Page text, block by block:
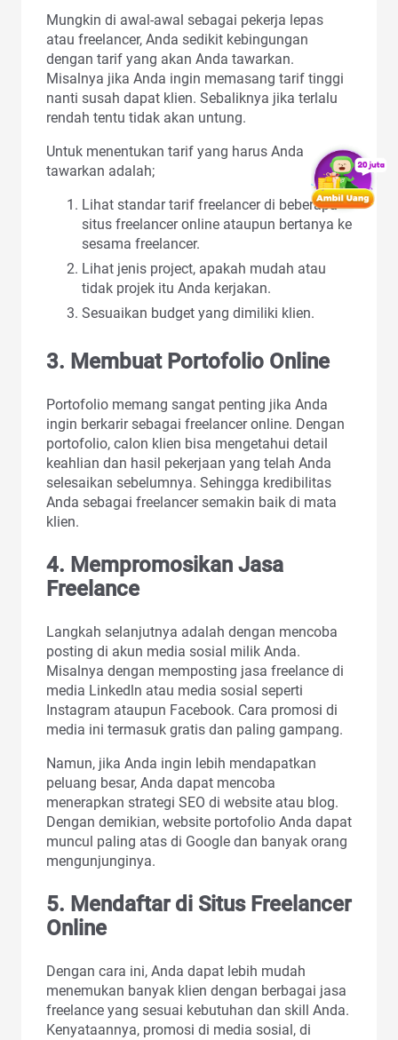
Mungkin di awal-awal sebagai pekerja lepas
atau freelancer, Anda sedikit kebingungan
dengan tarif yang akan Anda tawarkan.
Misalnya jika Anda ingin memasang tarif tinggi
nanti susah dapat klien. Sebaliknya jika terlalu
rendah tentu tidak akan untung.
Untuk menentukan tarif yang harus Anda
tawarkan adalah;
Lihat standar tarif freelancer di beberapa
situs freelancer online ataupun bertanya ke
sesama freelancer.
Lihat jenis project, apakah mudah atau
tidak projek itu Anda kerjakan.
Sesuaikan budget yang dimiliki klien.
3. Membuat Portofolio Online
Portofolio memang sangat penting jika Anda
ingin berkarir sebagai freelancer online. Dengan
portofolio, calon klien bisa mengetahui detail
keahlian dan hasil pekerjaan yang telah Anda
selesaikan sebelumnya. Sehingga kredibilitas
Anda sebagai freelancer semakin baik di mata
klien.
4. Mempromosikan Jasa
Freelance
Langkah selanjutnya adalah dengan mencoba
posting di akun media sosial milik Anda.
Misalnya dengan memposting jasa freelance di
media Linkedln atau media sosial seperti
Instagram ataupun Facebook. Cara promosi di
media ini termasuk gratis dan paling gampang.
Namun, jika Anda ingin lebih mendapatkan
peluang besar, Anda dapat mencoba
menerapkan strategi SEO di website atau blog.
Dengan demikian, website portofolio Anda dapat
muncul paling atas di Google dan banyak orang
mengunjunginya.
5. Mendaftar di Situs Freelancer
Online
Dengan cara ini, Anda dapat lebih mudah
menemukan banyak klien dengan berbagai jasa
freelance yang sesuai kebutuhan dan skill Anda.
Kenyataannya, promosi di media sosial, di